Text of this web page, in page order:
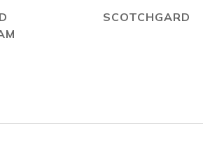
SCOTCHGARD